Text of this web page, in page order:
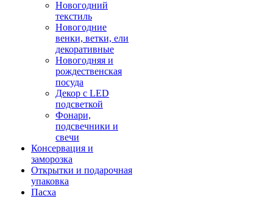
Новогодний
текстиль
Новогодние
венки, ветки, ели
декоративные
Новогодняя и
рождественская
посуда
Декор с LED
подсветкой
Фонари,
подсвечники и
свечи
Консервация и
заморозка
Открытки и подарочная
упаковка
Пасха